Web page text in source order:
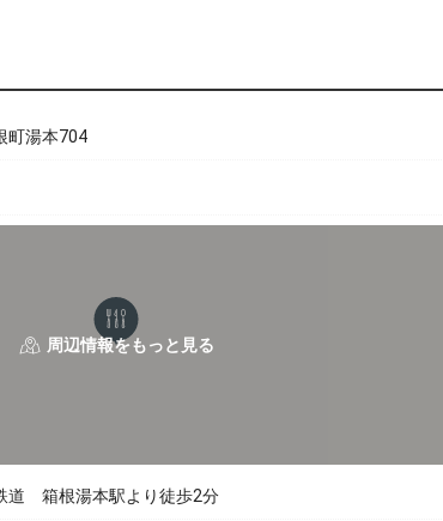
町湯本704
道 箱根湯本駅より徒歩2分